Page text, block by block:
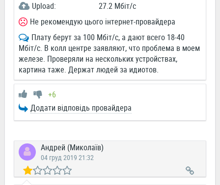
Upload:
27.2 Мбіт/c
Не рекомендую цього інтернет-провайдера
Плату берут за 100 Мбіт/с, а дают всего 18-40
Мбіт/с. В колл центре заявляют, что проблема в моем
железе. Проверяли на нескольких устройствах,
картина таже. Держат людей за идиотов.
+6
Додати відповідь провайдера
Андрей (Миколаїв)
04 груд 2019 21:32